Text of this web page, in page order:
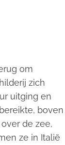
om
zich
uitging en
boven
de zee,
ze in Italië